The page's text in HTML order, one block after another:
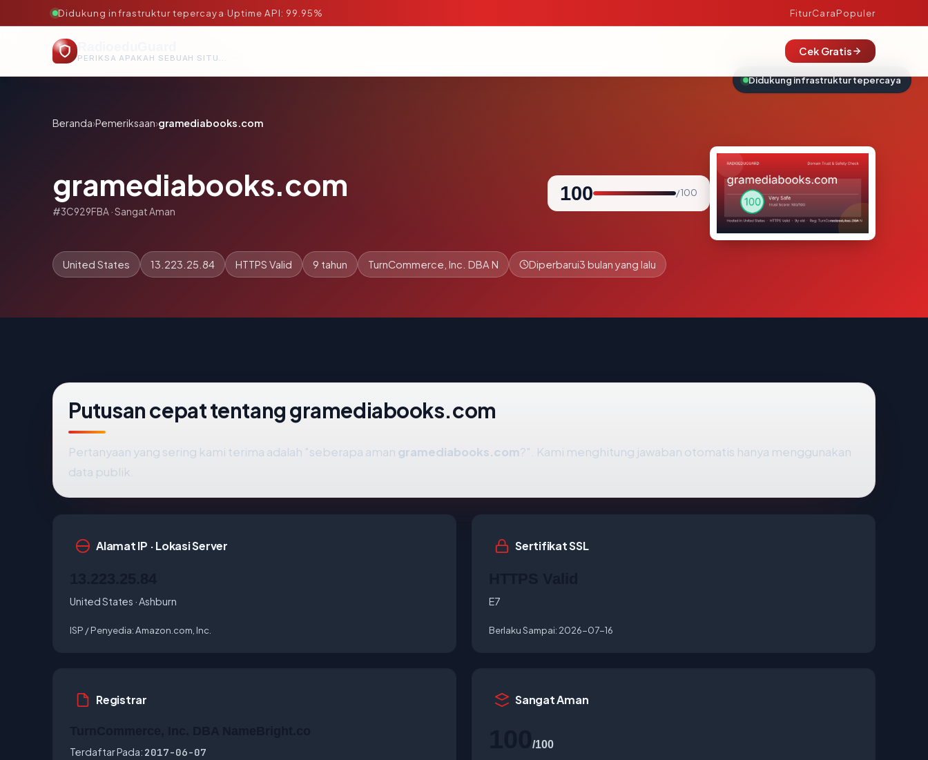
Didukung infrastruktur tepercaya·Uptime API: 99.95% FiturCaraPopuler
PERIKSA APAKAH SEBUAH SITUS AMAN, TEPERCAYA, DAN TERVERIFIKASI DALAM HITUNGAN DETIK.
Cek Gratis
Beranda›Pemeriksaan›gramediabooks.com
gramediabooks.com
#3C929FBA · Sangat Aman
100 / 100
United States 13.223.25.84 HTTPS Valid 9 tahun TurnCommerce, Inc. DBA N Diperbarui3 bulan yang lalu
Putusan cepat tentang gramediabooks.com
Pertanyaan yang sering kami terima adalah "seberapa aman gramediabooks.com?". Kami menghitung jawaban otomatis hanya menggunakan
data publik.
Alamat IP · Lokasi Server
United States · Ashburn
ISP / Penyedia:Amazon.com, Inc.
Sertifikat SSL
E7
Berlaku Sampai: 2026-07-16
Registrar
Terdaftar Pada: 2017-06-07
Sangat Aman
/100
Didukung infrastruktur tepercaya